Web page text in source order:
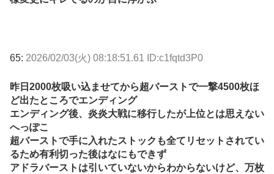
65: 2026/02/03(火) 08:18:51.61 ID:c1fqtd3P0
昨日2000枚吸い込ませてから超バーストで一撃4500枚ほ
ど出たところでエンディング
エンディング後、炎炎大戦に移行したが上位とは思えない
へっぽこ
超バーストで手に入れたストックも全てリセットされてい
るため有利切った後はなにもできず
アドラバーストは引いていないからわからないけど、万枚